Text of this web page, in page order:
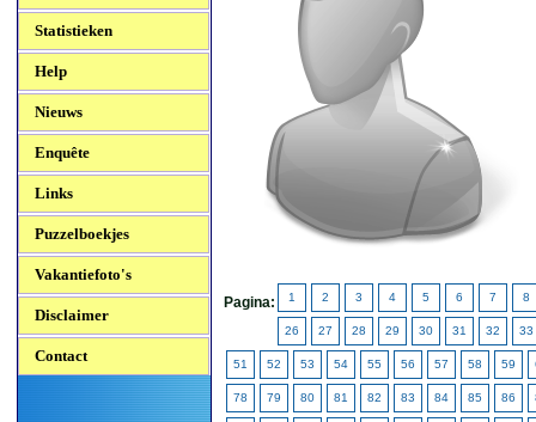
Statistieken
Help
Nieuws
Enquête
Links
Puzzelboekjes
Vakantiefoto's
Disclaimer
Contact
Pagina: 1 2 3 4 5 6 7 8
26 27 28 29 30 31 32 33
51 52 53 54 55 56 57 58 59
78 79 80 81 82 83 84 85 86